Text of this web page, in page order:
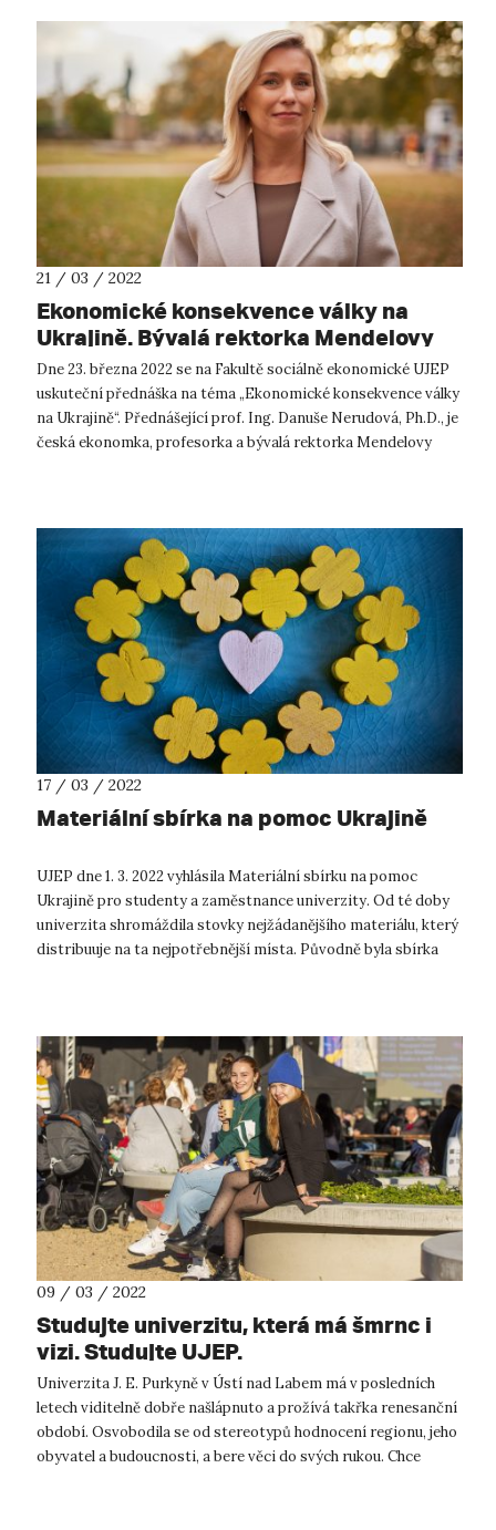
21 / 03 / 2022
Ekonomické konsekvence války na
Ukrajině. Bývalá rektorka Mendelovy
univerzity v Brně přednáší na UJEP.
Dne 23. března 2022 se na Fakultě sociálně ekonomické UJEP
uskuteční přednáška na téma „Ekonomické konsekvence války
na Ukrajině“. Přednášející prof. Ing. Danuše Nerudová, Ph.D., je
česká ekonomka, profesorka a bývalá rektorka Mendelovy
17 / 03 / 2022
Materiální sbírka na pomoc Ukrajině
UJEP dne 1. 3. 2022 vyhlásila Materiální sbírku na pomoc
Ukrajině pro studenty a zaměstnance univerzity. Od té doby
univerzita shromáždila stovky nejžádanějšího materiálu, který
distribuuje na ta nejpotřebnější místa. Původně byla sbírka
09 / 03 / 2022
Studujte univerzitu, která má šmrnc i
vizi. Studujte UJEP.
Univerzita J. E. Purkyně v Ústí nad Labem má v posledních
letech viditelně dobře našlápnuto a prožívá takřka renesanční
období. Osvobodila se od stereotypů hodnocení regionu, jeho
obyvatel a budoucnosti, a bere věci do svých rukou. Chce